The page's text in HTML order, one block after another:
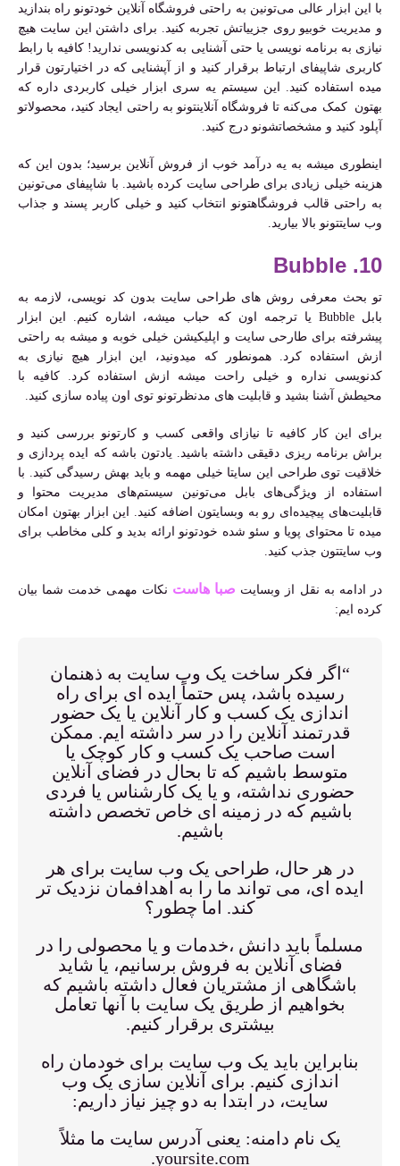
با این ابزار عالی می‌تونین به راحتی فروشگاه آنلاین خودتونو راه بندازید
و مدیریت خوبیو روی جزییاتش تجربه کنید. برای داشتن این سایت هیچ
نیازی به برنامه نویسی یا حتی آشنایی به کدنویسی ندارید! کافیه با رابط
کاربری شاپیفای ارتباط برقرار کنید و از آپشنایی که در اختیارتون قرار
میده استفاده کنید. این سیستم یه سری ابزار خیلی کاربردی داره که
بهتون کمک می‌کنه تا فروشگاه آنلاینتونو به راحتی ایجاد کنید، محصولاتو
آپلود کنید و مشخصاتشونو درج کنید.
اینطوری میشه به یه درآمد خوب از فروش آنلاین برسید؛ بدون این که
هزینه خیلی زیادی برای طراحی سایت کرده باشید. با شاپیفای می‌تونین
به راحتی قالب فروشگاهتونو انتخاب کنید و خیلی کاربر پسند و جذاب
وب سایتتونو بالا بیارید.
10. Bubble
تو بحث معرفی روش های طراحی سایت بدون کد نویسی، لازمه به
بابل Bubble یا ترجمه اون که حباب میشه، اشاره کنیم. این ابزار
پیشرفته برای طارحی سایت و اپلیکیشن خیلی خوبه و میشه به راحتی
ازش استفاده کرد. همونطور که میدونید، این ابزار هیچ نیازی به
کدنویسی نداره و خیلی راحت میشه ازش استفاده کرد. کافیه با
محیطش آشنا بشید و قابلیت های مدنظرتونو توی اون پیاده سازی کنید.
برای این کار کافیه تا نیازای واقعی کسب و کارتونو بررسی کنید و
براش برنامه ریزی دقیقی داشته باشید. یادتون باشه که ایده پردازی و
خلاقیت توی طراحی این سایتا خیلی مهمه و باید بهش رسیدگی کنید. با
استفاده از ویژگی‌های بابل می‌تونین سیستم‌های مدیریت محتوا و
قابلیت‌های پیچیده‌ای رو به وبسایتون اضافه کنید. این ابزار بهتون امکان
میده تا محتوای پویا و سئو شده خودتونو ارائه بدید و کلی مخاطب برای
وب سایتتون جذب کنید.
در ادامه به نقل از وبسایت صبا هاست نکات مهمی خدمت شما بیان
کرده ایم:
“اگر فکر ساخت یک وب سایت به ذهنمان
رسیده باشد، پس حتماً ایده ای برای راه
اندازی یک کسب و کار آنلاین یا یک حضور
قدرتمند آنلاین را در سر داشته ایم. ممکن
است صاحب یک کسب و کار کوچک یا
متوسط باشیم که تا بحال در فضای آنلاین
حضوری نداشته، و یا یک کارشناس یا فردی
باشیم که در زمینه ای خاص تخصص داشته
باشیم.
در هر حال، طراحی یک وب سایت برای هر
ایده ای، می تواند ما را به اهدافمان نزدیک تر
کند. اما چطور؟
مسلماً باید دانش ،خدمات و یا محصولی را در
فضای آنلاین به فروش برسانیم، یا شاید
باشگاهی از مشتریان فعال داشته باشیم که
بخواهیم از طریق یک سایت با آنها تعامل
بیشتری برقرار کنیم.
بنابراین باید یک وب سایت برای خودمان راه
اندازی کنیم. برای آنلاین سازی یک وب
سایت، در ابتدا به دو چیز نیاز داریم:
یک نام دامنه: یعنی آدرس سایت ما مثلاً
yoursite.com.